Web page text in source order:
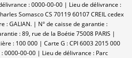
: 0000-00-00 | Lieu de délivrance :
Somasco CS 70119 60107 CREIL cedex
: GALIAN. | N° de caisse de garantie :
: 89, rue de la Boétie 75008 PARIS |
: 100 000 | Carte G : CPI 6003 2015 000
0000-00-00 | Lieu de délivrance : Parc